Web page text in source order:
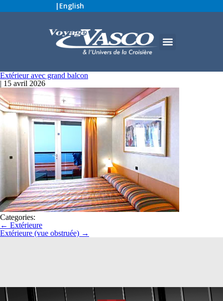
| English
Extérieur avec grand balcon
| 15 avril 2026
Categories:
← Extérieure
Extérieure (vue obstruée) →